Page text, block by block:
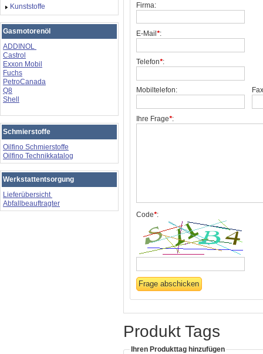
Firma:
E-Mail *:
Telefon*:
Mobiltelefon:
Ihre Frage*:
Code*:
Produkt Tags
Ihren Produkttag hinzufügen
Kunststoffe
Gasmotorenöl
ADDINOL
Castrol
Exxon Mobil
Fuchs
PetroCanada
Q8
Shell
Schmierstoffe
Oilfino Schmierstoffe
Oilfino Technikkatalog
Werkstattentsorgung
Lieferübersicht
Abfallbeauftragter